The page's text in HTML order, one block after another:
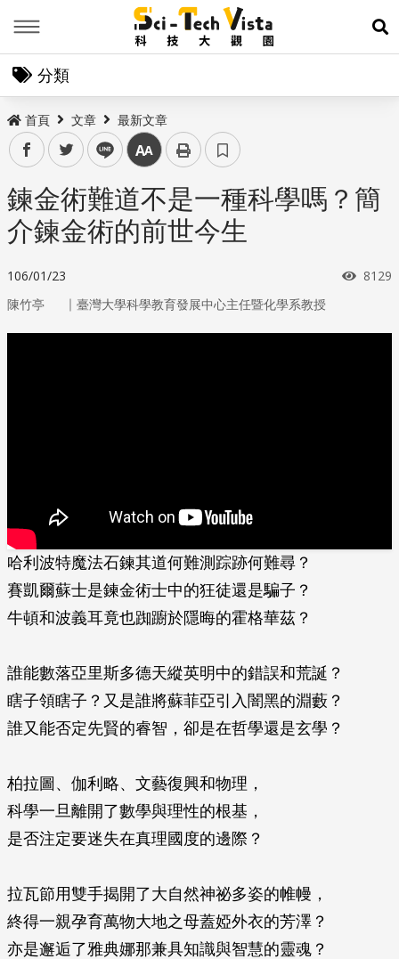
展
分類
首頁 文章 最新文章
facebooktwitter line 中
鍊金術難道不是一種科學嗎？簡
介鍊金術的前世今生
106/01/23 瀏覽
8129
陳竹亭 ｜ 臺灣大學科學教育發展中心主任暨化學系教授
哈利波特魔法石鍊其道何難測踪跡何難尋？
賽凱爾蘇士是鍊金術士中的狂徒還是騙子？
牛頓和波義耳竟也踟躕於隱晦的霍格華茲？
誰能數落亞里斯多德天縱英明中的錯誤和荒誕？
瞎子領瞎子？又是誰將蘇菲亞引入闇黑的淵藪？
誰又能否定先賢的睿智，卻是在哲學還是玄學？
柏拉圖、伽利略、文藝復興和物理，
科學一旦離開了數學與理性的根基，
是否注定要迷失在真理國度的邊際？
拉瓦節用雙手揭開了大自然神祕多姿的帷幔，
終得一親孕育萬物大地之母蓋婭外衣的芳澤？
亦是邂逅了雅典娜那兼具知識與智慧的靈魂？